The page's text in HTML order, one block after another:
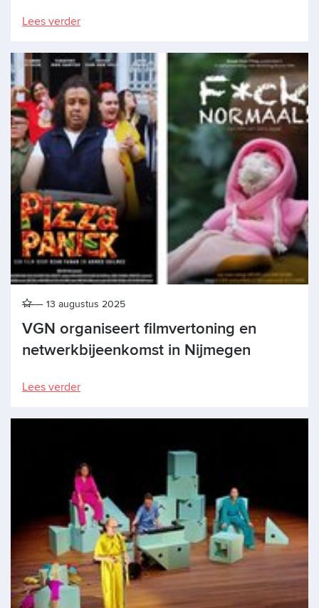
Lees verder
VGN organiseert filmvertoning en
netwerkbijeenkomst in Nijmegen
13 augustus 2025
Lees verder